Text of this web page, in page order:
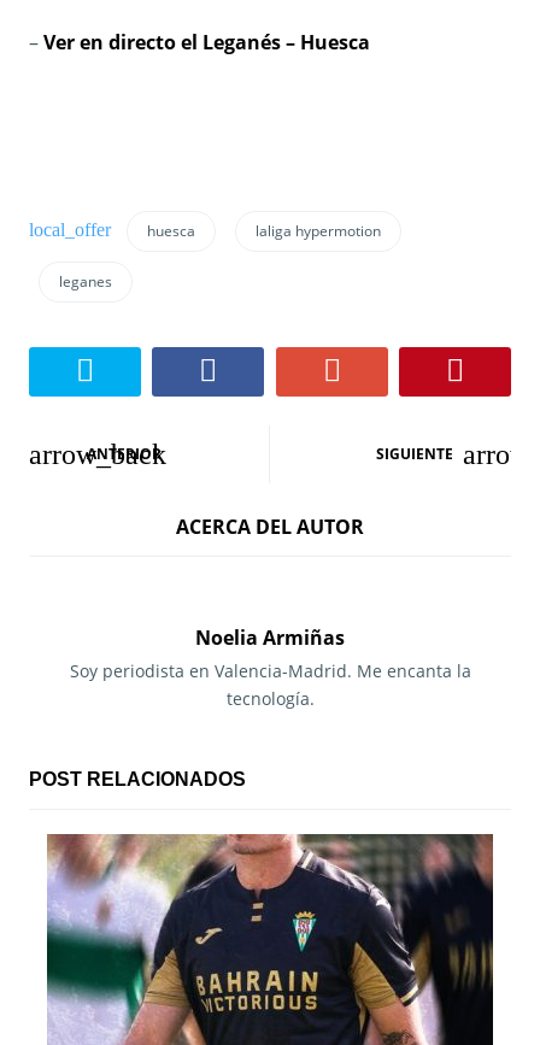
–Ver en directo el Leganés – Huesca
huesca laliga hypermotion
leganes
N
i
n
d
e
e
ANTERIOR SIGUIENTE
ACERCA DEL AUTOR
Noelia Armiñas
Soy periodista en Valencia-Madrid. Me encanta la
tecnología.
POST RELACIONADOS